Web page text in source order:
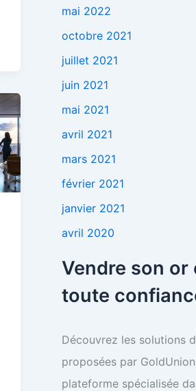
mai 2022
octobre 2021
juillet 2021
juin 2021
mai 2021
avril 2021
mars 2021
février 2021
janvier 2021
avril 2020
Vendre son or
toute
Découvrez les solutions
proposées par
plateforme spécialisée